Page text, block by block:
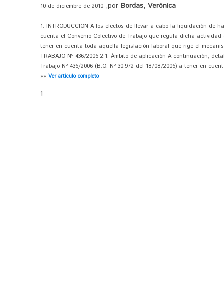
10 de diciembre de 2010 ,por Bordas, Verónica
1. INTRODUCCIÓN A los efectos de llevar a cabo la liquidación de
cuenta el Convenio Colectivo de Trabajo que regula dicha
tener en cuenta toda aquella legislación laboral que rige el
TRABAJO Nº 436/2006 2.1. Ámbito de aplicación A continuación,
Trabajo Nº 436/2006 (B.O. Nº 30.972 del 18/08/2006) a tener en
»» Ver artículo completo
1